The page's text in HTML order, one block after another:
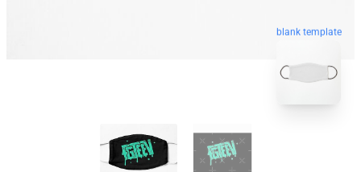
blank template